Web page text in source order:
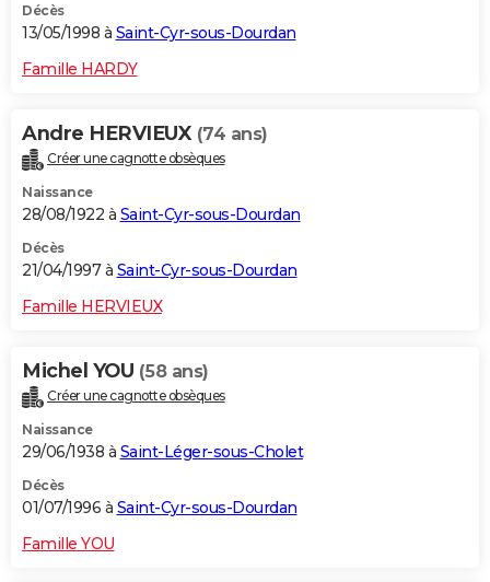
Décès
13/05/1998 à Saint-Cyr-sous-Dourdan
Famille HARDY
Andre HERVIEUX (74 ans)
Créer une cagnotte obsèques
Naissance
28/08/1922 à Saint-Cyr-sous-Dourdan
Décès
21/04/1997 à Saint-Cyr-sous-Dourdan
Famille HERVIEUX
Michel YOU (58 ans)
Créer une cagnotte obsèques
Naissance
29/06/1938 à Saint-Léger-sous-Cholet
Décès
01/07/1996 à Saint-Cyr-sous-Dourdan
Famille YOU